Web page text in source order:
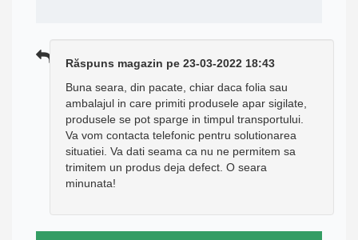
Răspuns magazin pe 23-03-2022 18:43
Buna seara, din pacate, chiar daca folia sau
ambalajul in care primiti produsele apar sigilate,
produsele se pot sparge in timpul transportului.
Va vom contacta telefonic pentru solutionarea
situatiei. Va dati seama ca nu ne permitem sa
trimitem un produs deja defect. O seara
minunata!